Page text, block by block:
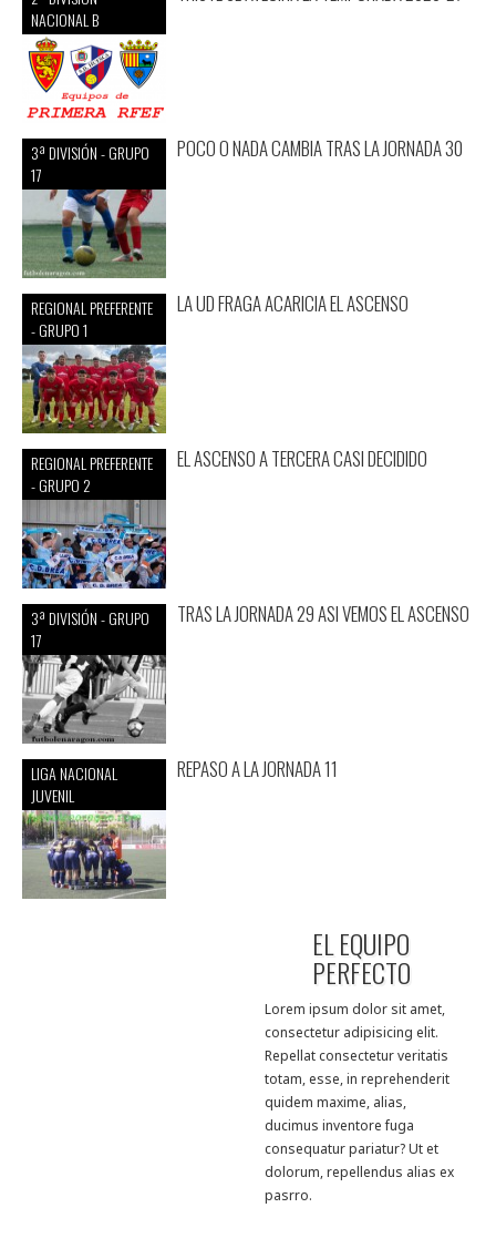
NACIONAL B
3ª DIVISIÓN - GRUPO
17
POCO O NADA CAMBIA TRAS LA JORNADA 30
REGIONAL PREFERENTE
- GRUPO 1
LA UD FRAGA ACARICIA EL ASCENSO
REGIONAL PREFERENTE
- GRUPO 2
EL ASCENSO A TERCERA CASI DECIDIDO
3ª DIVISIÓN - GRUPO
17
TRAS LA JORNADA 29 ASI VEMOS EL ASCENSO
LIGA NACIONAL
JUVENIL
REPASO A LA JORNADA 11
EL EQUIPO
PERFECTO
Lorem ipsum dolor sit amet,
consectetur adipisicing elit.
Repellat consectetur veritatis
totam, esse, in reprehenderit
quidem maxime, alias,
ducimus inventore fuga
consequatur pariatur? Ut et
dolorum, repellendus alias ex
pasrro.